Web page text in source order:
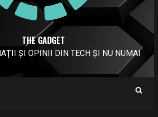
THE GADGET
ȘI OPINII DIN TECH ȘI NU NUMAI